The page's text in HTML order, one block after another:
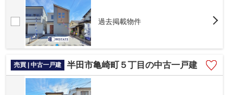
過去掲載物件
売買 | 中古一戸建 半田市亀崎町５丁目の中古一戸建